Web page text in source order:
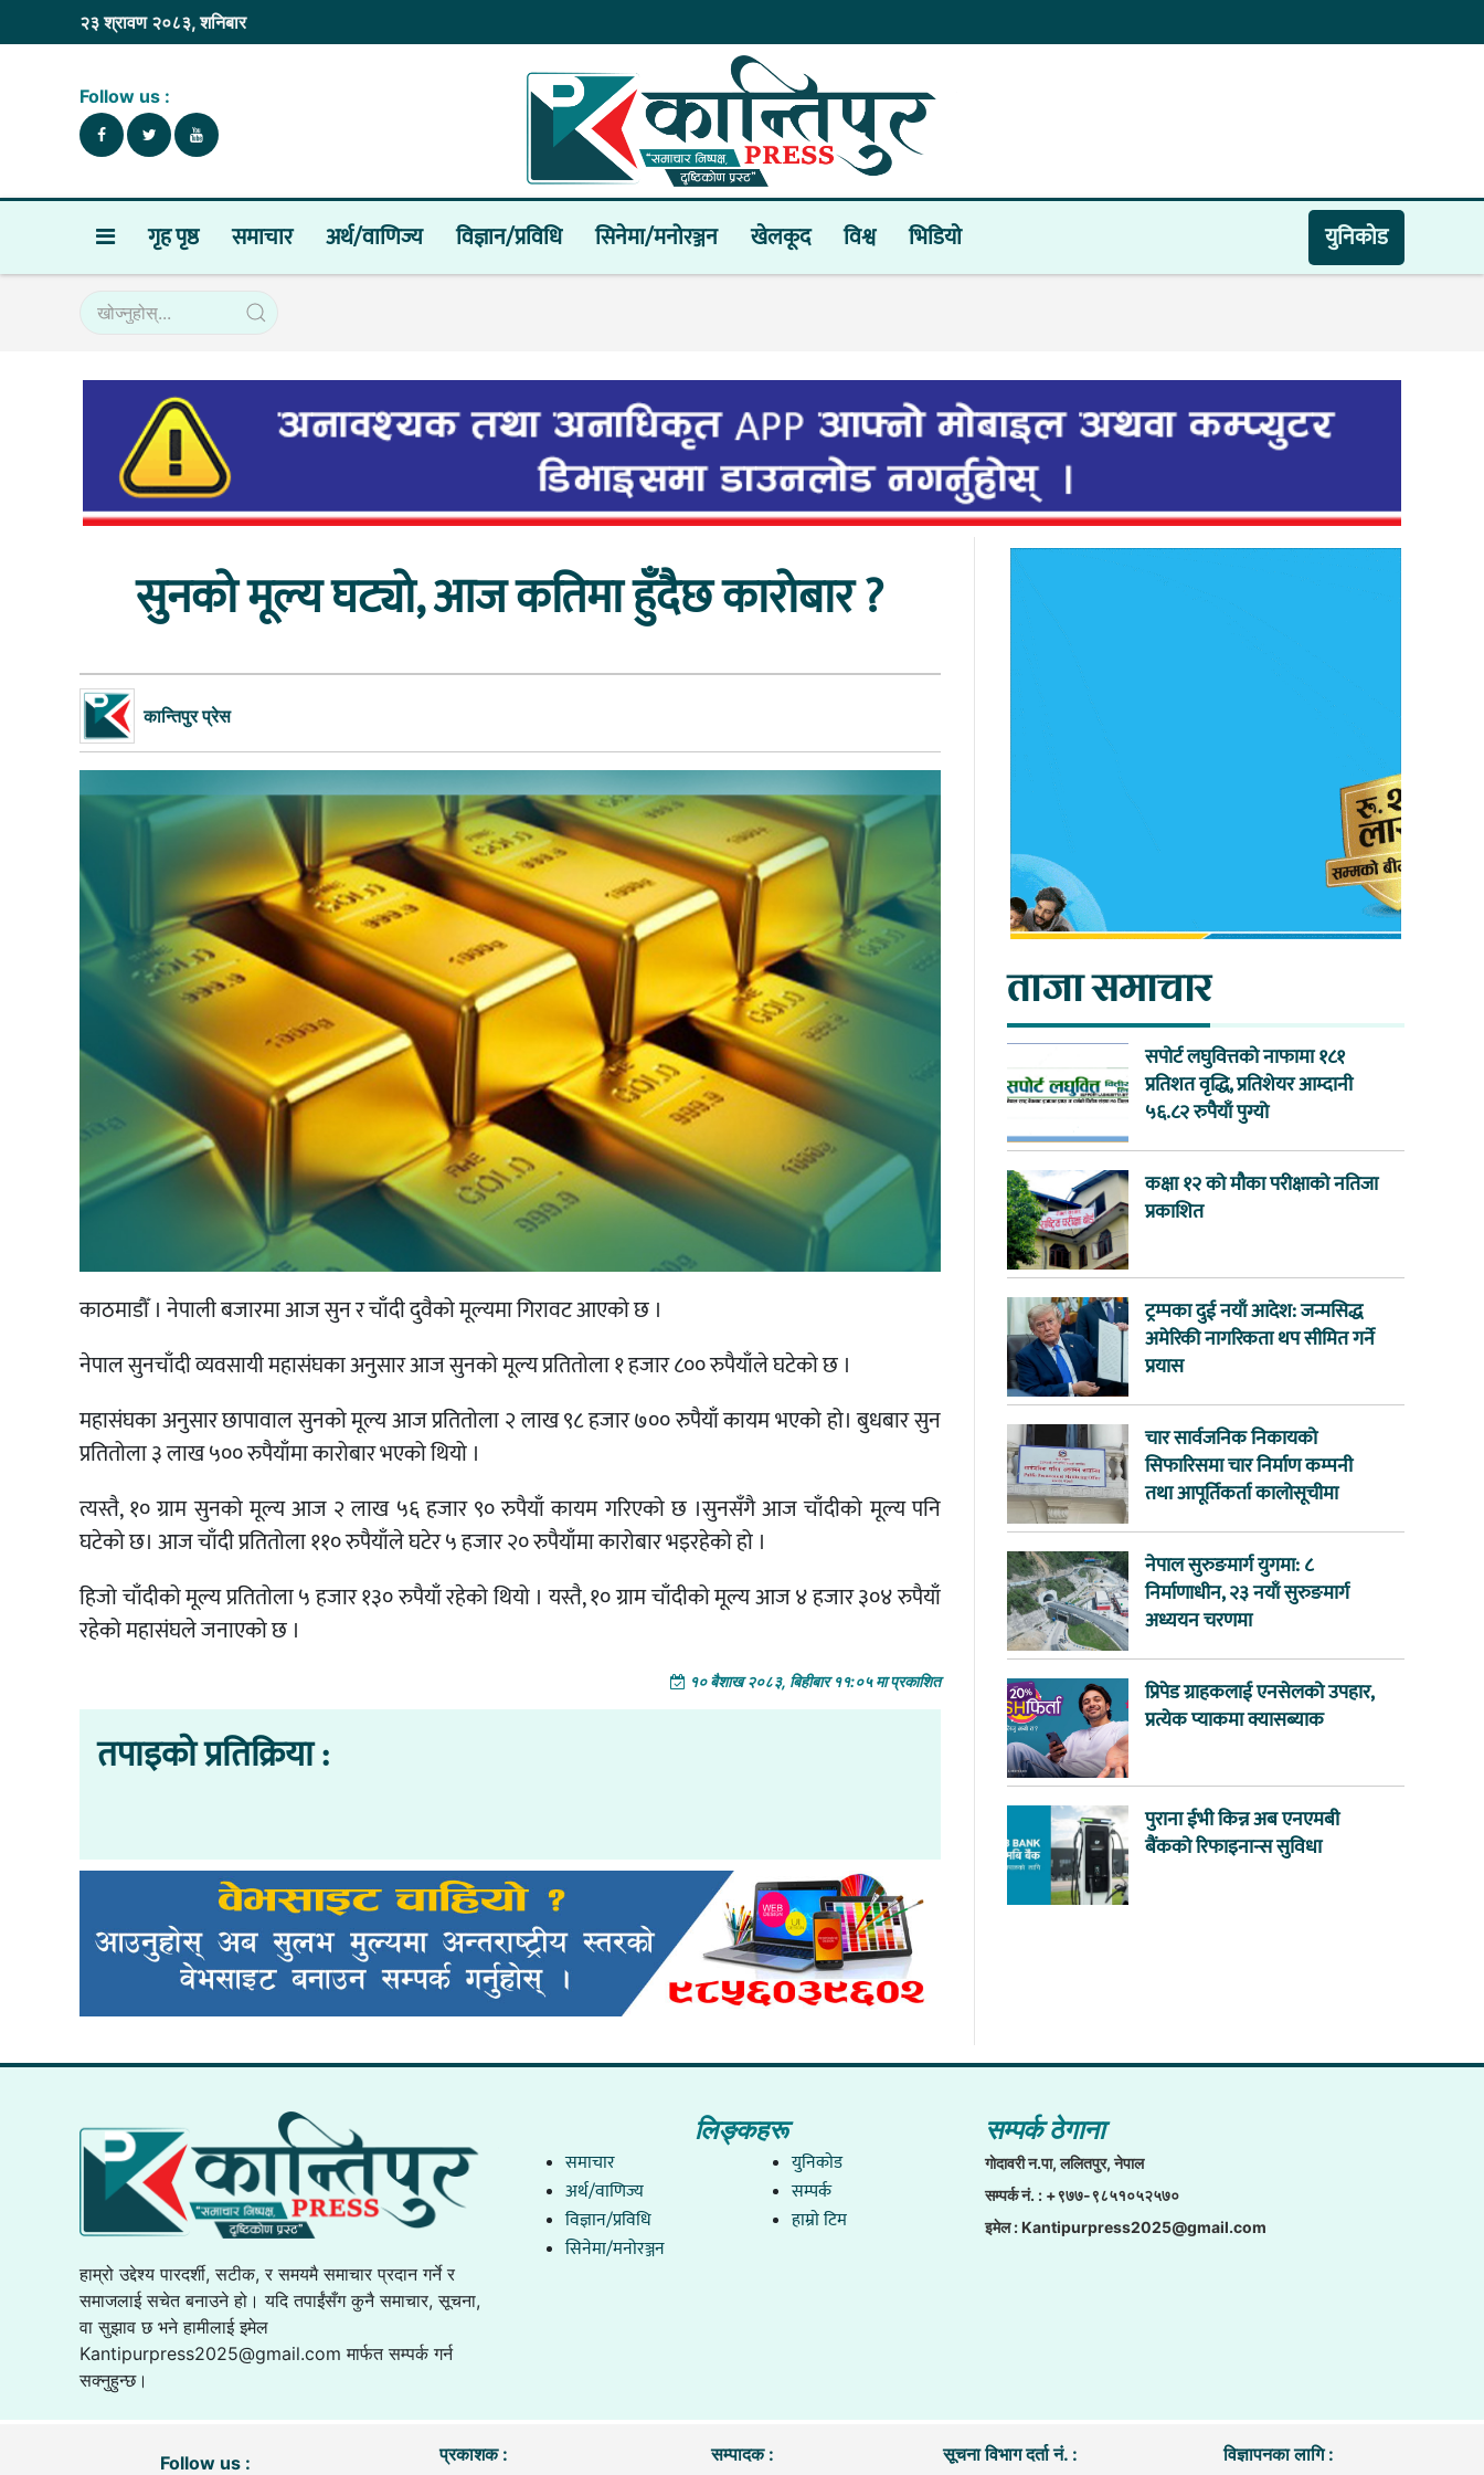
२३ श्रावण २०८३, शनिबार
Follow us :
गृह पृष्ठ समाचार अर्थ/वाणिज्य विज्ञान/प्रविधि सिनेमा/मनोरञ्जन खेलकूद विश्व भिडियाे युनिकाेड
सुनको मूल्य घट्यो, आज कतिमा हुँदैछ कारोबार ?
कान्तिपुर प्रेस
काठमाडौँ । नेपाली बजारमा आज सुन र चाँदी दुवैको मूल्यमा गिरावट आएको छ ।
नेपाल सुनचाँदी व्यवसायी महासंघका अनुसार आज सुनको मूल्य प्रतितोला १ हजार ८०० रुपैयाँले घटेको छ ।
महासंघका अनुसार छापावाल सुनको मूल्य आज प्रतितोला २ लाख ९८ हजार ७०० रुपैयाँ कायम भएको हो। बुधबार सुन
प्रतितोला ३ लाख ५०० रुपैयाँमा कारोबार भएको थियो ।
त्यस्तै, १० ग्राम सुनको मूल्य आज २ लाख ५६ हजार ९० रुपैयाँ कायम गरिएको छ ।सुनसँगै आज चाँदीको मूल्य पनि
घटेको छ। आज चाँदी प्रतितोला ११० रुपैयाँले घटेर ५ हजार २० रुपैयाँमा कारोबार भइरहेको हो ।
हिजो चाँदीको मूल्य प्रतितोला ५ हजार १३० रुपैयाँ रहेको थियो । यस्तै, १० ग्राम चाँदीको मूल्य आज ४ हजार ३०४ रुपैयाँ
रहेको महासंघले जनाएको छ ।
१० बैशाख २०८३, बिहीबार ११:०५ मा प्रकाशित
तपाइको प्रतिक्रिया :
ताजा समाचार
सपोर्ट लघुवित्तको नाफामा १८१
प्रतिशत वृद्धि, प्रतिशेयर आम्दानी
५६.८२ रुपैयाँ पुग्यो
कक्षा १२ को मौका परीक्षाको नतिजा
प्रकाशित
ट्रम्पका दुई नयाँ आदेश: जन्मसिद्ध
अमेरिकी नागरिकता थप सीमित गर्ने
प्रयास
चार सार्वजनिक निकायको
सिफारिसमा चार निर्माण कम्पनी
तथा आपूर्तिकर्ता कालोसूचीमा
नेपाल सुरुङमार्ग युगमा: ८
निर्माणाधीन, २३ नयाँ सुरुङमार्ग
अध्ययन चरणमा
प्रिपेड ग्राहकलाई एनसेलको उपहार,
प्रत्येक प्याकमा क्यासब्याक
पुराना ईभी किन्न अब एनएमबी
बैंकको रिफाइनान्स सुविधा
हाम्रो उद्देश्य पारदर्शी, सटीक, र समयमै समाचार प्रदान गर्ने र
समाजलाई सचेत बनाउने हो। यदि तपाईंसँग कुनै समाचार, सूचना,
वा सुझाव छ भने हामीलाई इमेल
Kantipurpress2025@gmail.com मार्फत सम्पर्क गर्न
सक्नुहुन्छ।
लिङ्कहरू
समाचार
अर्थ/वाणिज्य
विज्ञान/प्रविधि
सिनेमा/मनोरञ्जन
युनिकाेड
सम्पर्क
हाम्राे टिम
सम्पर्क ठेगाना
गाेदावरी न.पा, ललितपुर, नेपाल
सम्पर्क नं. : +९७७-९८५१०५२५७०
इमेल :Kantipurpress2025@gmail.com
Follow us : प्रकाशक : सम्पादक : सूचना विभाग दर्ता नं. : विज्ञापनका लागि :